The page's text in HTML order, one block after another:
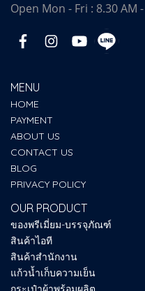
Open Mon - Fri : 8.30 AM
MENU
HOME
PAYMENT
ABOUT US
CONTACT US
BLOG
PRIVACY POLICY
OUR PRODUCT
ของพรีเมี่ยม-บรรจุภัณฑ์
สินค้าไอที
สินค้าสำนักงาน
แก้วน้ำเก็บความเย็น